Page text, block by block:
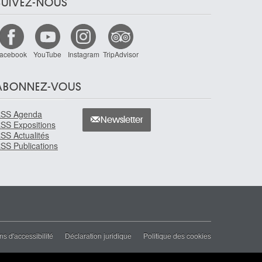
NOUS
YouTube Instagram TripAdvisor
VOUS
Agenda
Expositions
Actualités
Publications
Newsletter
d'accessibilité Déclaration juridique Politique des cookies